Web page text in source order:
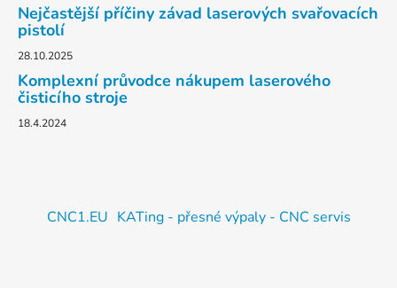
Nejčastější příčiny závad laserových svařovacích
pistolí
28.10.2025
Komplexní průvodce nákupem laserového
čisticího stroje
18.4.2024
CNC1.EU KATing - přesné výpaly - CNC servis